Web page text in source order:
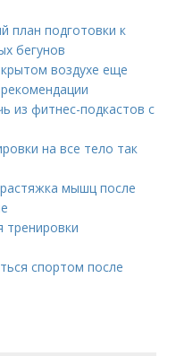
план подготовки к
бегунов
воздухе еще
из фитнес-подкастов с
на все тело так
мышц после
спортом после